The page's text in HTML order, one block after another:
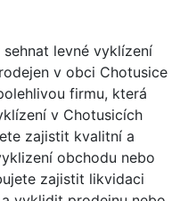
levné vyklízení
v obci Chotusice
firmu, která
v Chotusicích
zajistit kvalitní a
obchodu nebo
zajistit likvidaci